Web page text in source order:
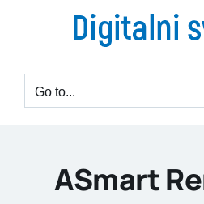
Go to...
ASmart